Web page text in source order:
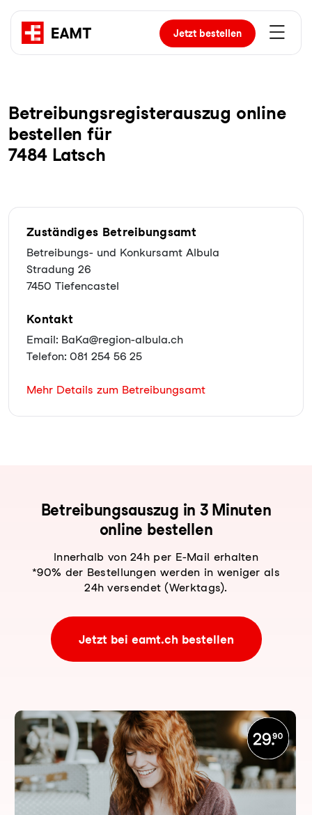
Jetztbestellen
Be­trei­bungs­re­gis­ter­aus­zug online
bestellen für
7484 Latsch
Zuständiges Betreibungsamt
Betreibungs- und Konkursamt Albula
Stradung 26
7450 Tiefencastel
Kontakt
Email: BaKa@region-albula.ch
Telefon: 081 254 56 25
Mehr Details zum Betreibungsamt
Be­trei­bungs­aus­zug in 3 Minuten
online bestellen
Innerhalb von 24h per E-Mail erhalten
*90% der Bestellungen werden in weniger als
24h versendet (Werktags).
Jetzt bei eamt.ch bestellen